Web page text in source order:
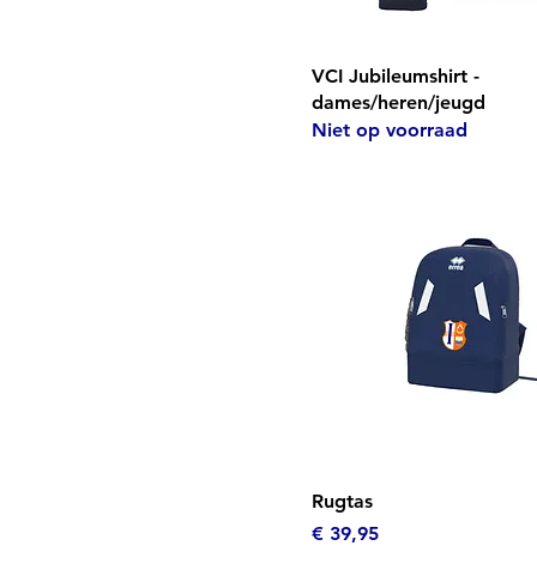
Snel overzicht
VCI Jubileumshirt -
dames/heren/jeugd
Niet op voorraad
Rugtas
Prijs
€ 39,95